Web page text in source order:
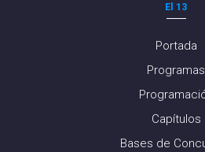
El 13
Portada
Programas
Capítulos
Bases de